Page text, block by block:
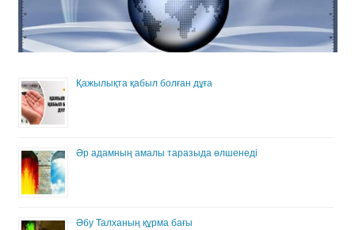
Қажылықта қабыл болған дұға
Әр адамның амалы таразыда өлшенеді
Әбу Талханың құрма бағы